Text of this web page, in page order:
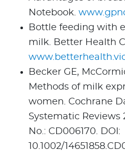
Notebook.
Bottle feeding with
milk. Better Health
Becker GE,
Methods of milk
women. Cochrane
Systematic Reviews
No.: CD006170. DOI:
10.1002/